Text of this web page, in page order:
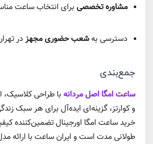
مشاوره تخصصی برای انتخاب ساعت
دسترسی بهشعب حضوری مجهزدر
جمع‌بندی
ساعت امگا اصل مردانه با طراحی کلاسیک،
و کوارتز، گزینه‌ای ایده‌آل برای هر سبک
خرید ساعت امگا اورجینال تضمین‌کننده
طولانی مدت است و ایران ساعت با ارائه